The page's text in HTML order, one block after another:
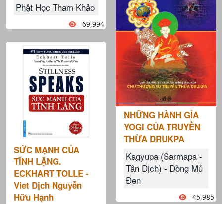
Phật Học Tham Khảo
69,994
SỨC MẠNH CỦA
TĨNH LẶNG.
ECKHART TOLLE -
Viet Dịch Nguyễn
Hữu Hạnh
NHỮNG HÀNH GỈA
YOGI CỦA TRUYỀN
THỪA DRUKPA
Kagyupa (Sarmapa -
Tân Dịch) - Dòng Mủ
Đen
45,985